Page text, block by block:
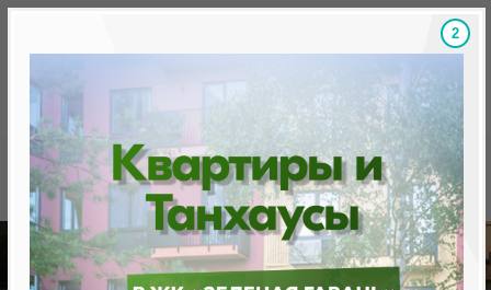
Скидки на новостройки, бонусы Готовые
1